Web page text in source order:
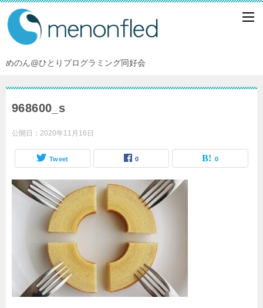
めのん@ひとりプログラミング同好会
968600_s
公開日： 2020年11月16日
Tweet 0 0